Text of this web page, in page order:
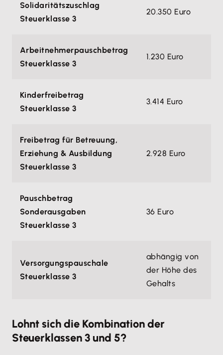
Solidaritätszuschlag
Steuerklasse 3
20.350 Euro
Arbeitnehmerpauschbetrag
Steuerklasse 3
1.230 Euro
Kinderfreibetrag
Steuerklasse 3
3.414 Euro
Freibetrag für Betreuung,
Erziehung & Ausbildung
Steuerklasse 3
2.928 Euro
Pauschbetrag
Sonderausgaben
Steuerklasse 3
36 Euro
Versorgungspauschale
Steuerklasse 3
abhängig von
der Höhe des
Gehalts
Lohnt sich die Kombination der
Steuerklassen 3 und 5?